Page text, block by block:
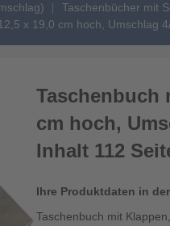
Taschenbücher mit
x 19,0 cm hoch, Umschlag
Taschenbuch
cm hoch,
Inhalt 112
Ihre Produktdaten in
Taschenbuch mit